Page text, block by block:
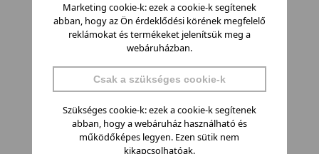
Marketing cookie-k: ezek a cookie-k segítenek
abban, hogy az Ön érdeklődési körének megfelelő
reklámokat és termékeket jelenítsük meg a
webáruházban.
Csak a szükséges cookie-k
Szükséges cookie-k: ezek a cookie-k segítenek
abban, hogy a webáruház használható és
működőképes legyen. Ezen sütik nem
kikapcsolhatóak.